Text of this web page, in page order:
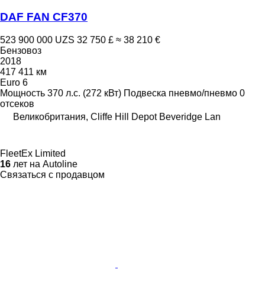
DAF FAN CF370
523 900 000 UZS 32 750 £ ≈ 38 210 €
Бензовоз
2018
417 411 км
Euro 6
Мощность 370 л.с. (272 кВт) Подвеска пневмо/пневмо 0
отсеков
Великобритания, Cliffe Hill Depot Beveridge Lan
FleetEx Limited
16 лет на Autoline
Связаться с продавцом